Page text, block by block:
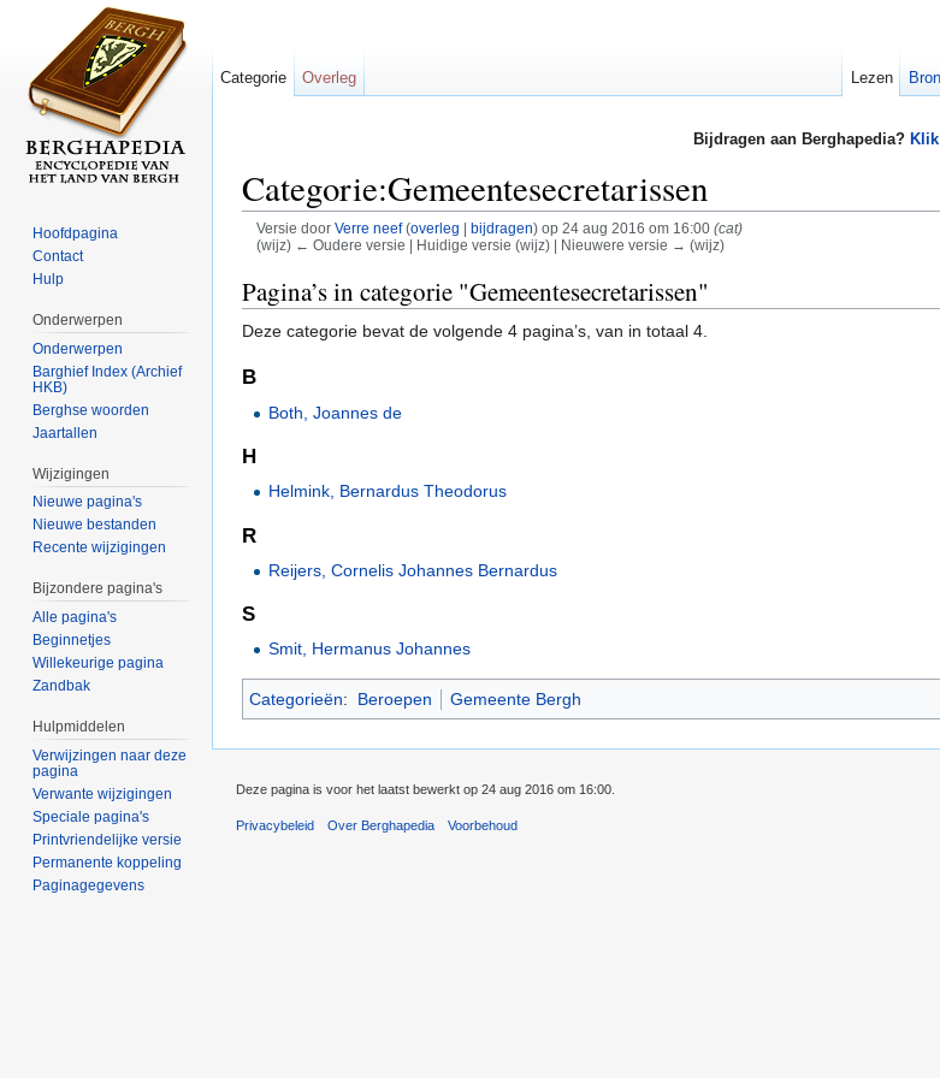
Bijdragen aan Berghapedia?
Categorie:Gemeentesecretarissen
Versie door Verre neef (overleg bijdragen)op 24 aug 2016 om 16:00 (cat)
(wijz) ← Oudere versie | Huidige versie (wijz) | Nieuwere versie → (wijz)
Pagina’s in categorie "Gemeentesecretarissen"
Deze categorie bevat de volgende 4 pagina’s, van in totaal 4.
B
Both, Joannes de
H
Helmink, Bernardus Theodorus
R
Reijers, Cornelis Johannes Bernardus
S
Smit, Hermanus Johannes
Categorieën: Beroepen Gemeente Bergh
Categorie Overleg Lezen
Hoofdpagina
Contact
Hulp
Onderwerpen
Onderwerpen
Barghief Index (Archief
HKB)
Berghse woorden
Jaartallen
Wijzigingen
Nieuwe pagina's
Nieuwe bestanden
Recente wijzigingen
Bijzondere pagina's
Alle pagina's
Beginnetjes
Willekeurige pagina
Zandbak
Hulpmiddelen
Verwijzingen naar deze
pagina
Verwante wijzigingen
Speciale pagina's
Printvriendelijke versie
Permanente koppeling
Paginagegevens
Deze pagina is voor het laatst bewerkt op 24 aug 2016 om 16:00.
Privacybeleid Over Berghapedia Voorbehoud